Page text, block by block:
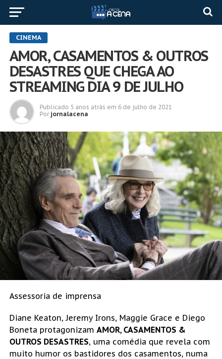
CINEMA
AMOR, CASAMENTOS & OUTROS
DESASTRES QUE CHEGA AO
STREAMING DIA 9 DE JULHO
Publicado 5 anos atrás em 6 de julho de 2021
Por jornalacena
Assessoria de imprensa
Diane Keaton, Jeremy Irons, Maggie Grace e Diego
Boneta protagonizam AMOR, CASAMENTOS &
OUTROS DESASTRES, uma comédia que revela com
muito humor os bastidores dos casamentos, numa